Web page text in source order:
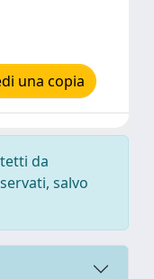
una copia
da
salvo